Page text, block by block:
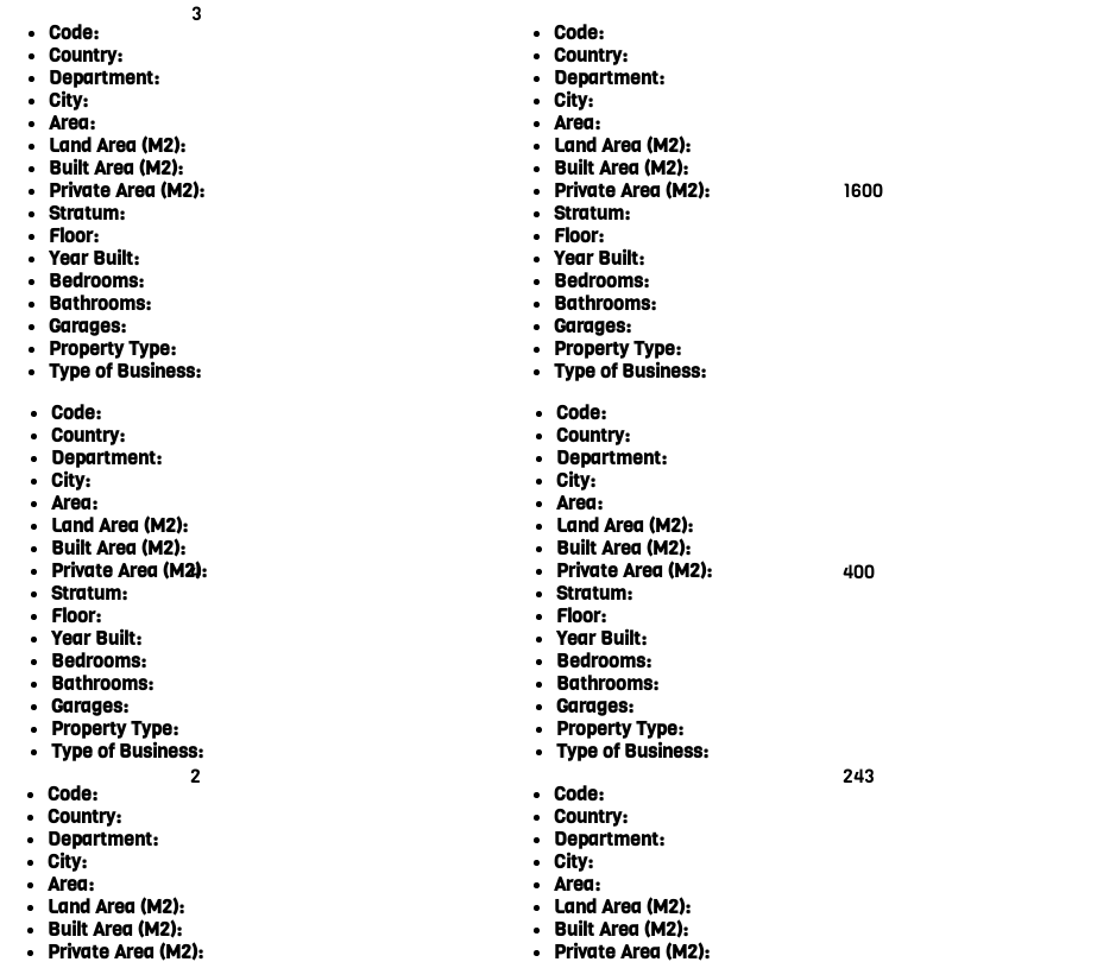
Code:
Country:
Department:
City:
Area:
Land Area (M2):
Built Area (M2):
Private Area (M2):
Stratum:
Floor:
Year Built:
Bedrooms:
Bathrooms:
Garages:
Property Type:
Type of Business:
3
Code:
Country:
Department:
City:
Area:
Land Area (M2):
Built Area (M2):
Private Area (M2):
Stratum:
Floor:
Year Built:
Bedrooms:
Bathrooms:
Garages:
Property Type:
Type of Business:
4
Code:
Country:
Department:
City:
Area:
Land Area (M2):
Built Area (M2):
Private Area (M2):
2
Code:
Country:
Department:
City:
Area:
Land Area (M2):
Built Area (M2):
Private Area (M2):
Stratum:
Floor:
Year Built:
Bedrooms:
Bathrooms:
Garages:
Property Type:
Type of Business:
1600
Code:
Country:
Department:
City:
Area:
Land Area (M2):
Built Area (M2):
Private Area (M2):
Stratum:
Floor:
Year Built:
Bedrooms:
Bathrooms:
Garages:
Property Type:
Type of Business:
400
Code:
Country:
Department:
City:
Area:
Land Area (M2):
Built Area (M2):
Private Area (M2):
243